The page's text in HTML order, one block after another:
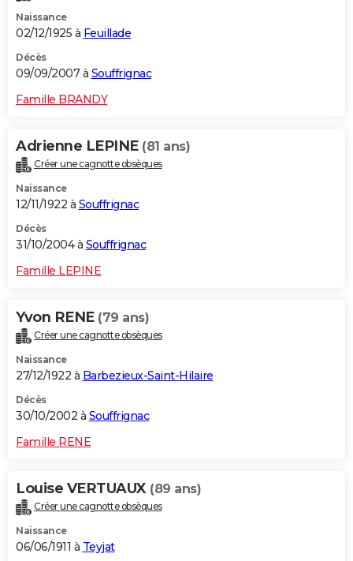
Naissance
02/12/1925 à Feuillade
Décès
09/09/2007 à Souffrignac
Famille BRANDY
Adrienne LEPINE (81 ans)
Créer une cagnotte obsèques
Naissance
12/11/1922 à Souffrignac
Décès
31/10/2004 à Souffrignac
Famille LEPINE
Yvon RENE (79 ans)
Créer une cagnotte obsèques
Naissance
27/12/1922 à Barbezieux-Saint-Hilaire
Décès
30/10/2002 à Souffrignac
Famille RENE
Louise VERTUAUX (89 ans)
Créer une cagnotte obsèques
Naissance
06/06/1911 à Teyjat